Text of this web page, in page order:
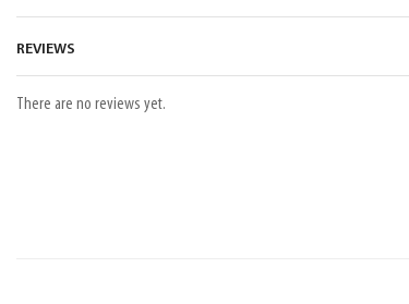
REVIEWS
There are no reviews yet.